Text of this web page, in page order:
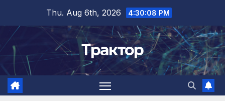
content
Thu. Aug 6th, 2026 4:30:09 PM
Трактор